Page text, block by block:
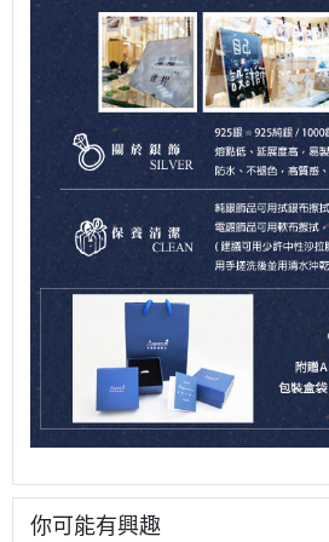
你可能有興趣